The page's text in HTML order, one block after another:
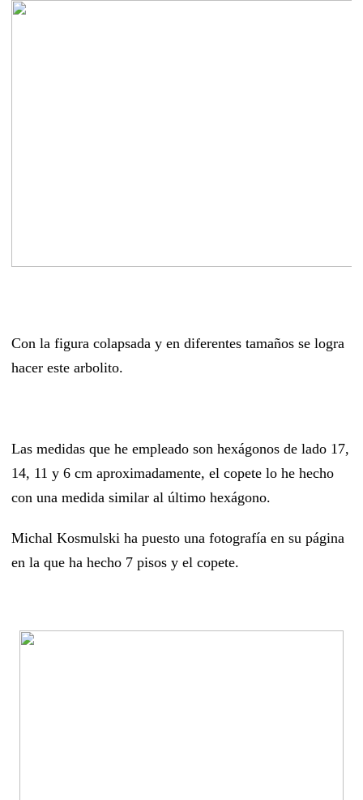
Con la figura colapsada y en diferentes tamaños se logra
hacer este arbolito.
Las medidas que he empleado son hexágonos de lado 17,
14, 11 y 6 cm aproximadamente, el copete lo he hecho
con una medida similar al último hexágono.
Michal Kosmulski ha puesto una fotografía en su página
en la que ha hecho 7 pisos y el copete.